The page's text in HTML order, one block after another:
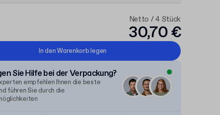
Netto / 4 Stück
30,70 €
In den Warenkorb legen
Sie Hilfe bei der Verpackung?
empfehlen Ihnen die beste
führen Sie durch die